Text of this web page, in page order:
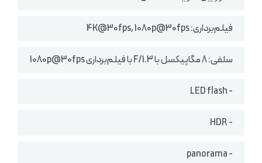
فیلم‌برداری: 4K@30fps, 1080p@30fps
سلفی: 8 مگاپیکسل با F/1.3 با فیلم‌برداری 1080p@30fps
- LED flash
- HDR
- panorama